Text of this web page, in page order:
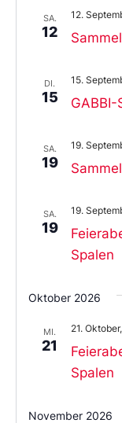
SA.
12
12.
DI.
15
15.
SA.
19
19.
SA.
19
Spalen
19.
Oktober 2026
MI.
21
Spalen
21.
November 2026